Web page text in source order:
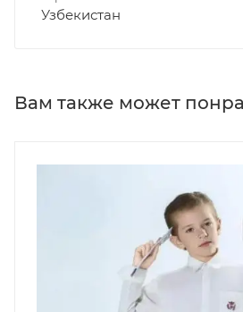
Узбекистан
Вам также может